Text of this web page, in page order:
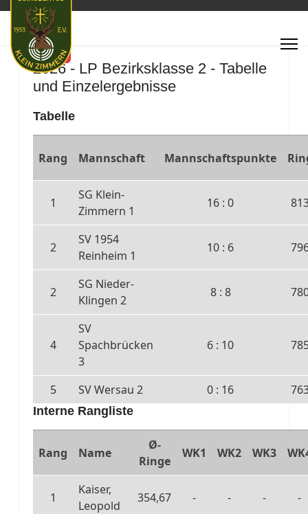
Featured
2026 - LP Bezirksklasse 2 - Tabelle
und Einzelergebnisse
Tabelle
Rang Mannschaft Mannschaftspunkte
1
SG Klein-
Zimmern 1
16 : 0
2
SV 1954
Reinheim 1
10 : 6
2
SG Nieder-
Klingen 2
8 : 8
4
SV
Spachbrücken
3
6 : 10
5 SV Wersau 2 0 : 16
Interne Rangliste
Rang Name
Ø-
Ringe
WK1 WK2 WK3
1
Kaiser,
Leopold
354,67 - - - -